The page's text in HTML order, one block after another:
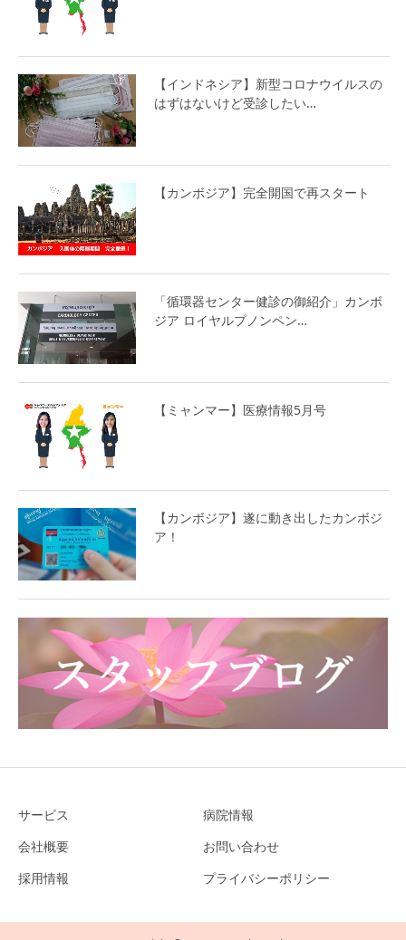
【インドネシア】新型コロナウイルスの
はずはないけど受診したい…
【カンボジア】完全開国で再スタート
「循環器センター健診の御紹介」カンボ
ジア ロイヤルプノンペン…
【ミャンマー】医療情報5月号
【カンボジア】遂に動き出したカンボジ
ア！
サービス
病院情報
会社概要
お問い合わせ
採用情報
プライバシーポリシー